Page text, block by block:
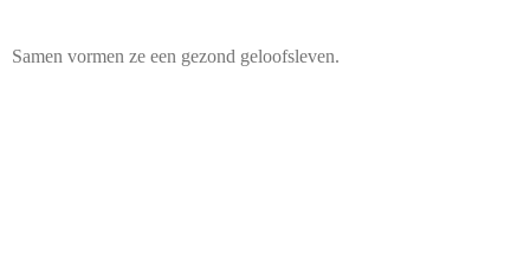
Samen vormen ze een gezond geloofsleven.